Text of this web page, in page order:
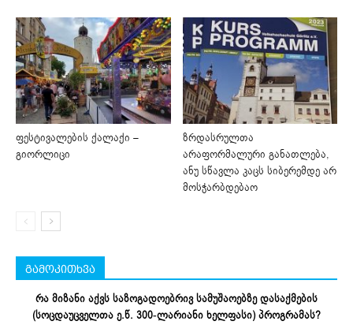
ფესტივალების ქალაქი –
გიორლიცი
ზრდასრულთა
არაფორმალური განათლება,
ანუ სწავლა კაცს სიბერემდე არ
მოსჭარბდებაო
გამოკითხვა
რა მიზანი აქვს საზოგადოებრივ სამუშაოებზე დასაქმების
(სოცდაუცველთა ე.წ. 300-ლარიანი ხელფასი) პროგრამას?